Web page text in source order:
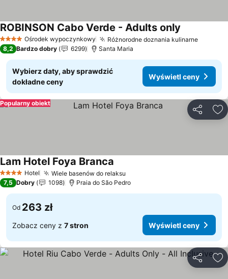
4 KategoriaOśrodek wypoczynkowy Różnorodne doznania kulinarne
ROBINSON Cabo Verde - Adults only
8,2 Bardzo dobry 6299 Santa Maria
Wybierz daty, aby sprawdzić
dokładne ceny
Wyświetl ceny
Popularny obiekt
4 KategoriaHotel Wiele basenów do relaksu
Lam Hotel Foya Branca
7,5 Dobry 1098 Praia do São Pedro
Od 263 zł
Zobacz ceny z 7 stron Wyświetl ceny